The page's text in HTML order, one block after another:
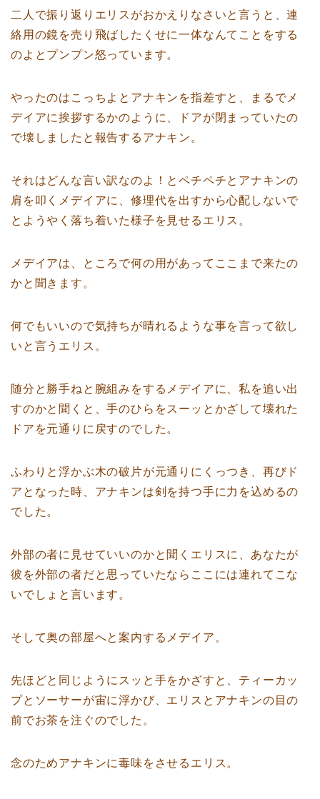
二人で振り返りエリスがおかえりなさいと言うと、連
絡用の鏡を売り飛ばしたくせに一体なんてことをする
のよとプンプン怒っています。
やったのはこっちよとアナキンを指差すと、まるでメ
デイアに挨拶するかのように、ドアが閉まっていたの
で壊しましたと報告するアナキン。
それはどんな言い訳なのよ！とペチペチとアナキンの
肩を叩くメデイアに、修理代を出すから心配しないで
とようやく落ち着いた様子を見せるエリス。
メデイアは、ところで何の用があってここまで来たの
かと聞きます。
何でもいいので気持ちが晴れるような事を言って欲し
いと言うエリス。
随分と勝手ねと腕組みをするメデイアに、私を追い出
すのかと聞くと、手のひらをスーッとかざして壊れた
ドアを元通りに戻すのでした。
ふわりと浮かぶ木の破片が元通りにくっつき、再びド
アとなった時、アナキンは剣を持つ手に力を込めるの
でした。
外部の者に見せていいのかと聞くエリスに、あなたが
彼を外部の者だと思っていたならここには連れてこな
いでしょと言います。
そして奥の部屋へと案内するメデイア。
先ほどと同じようにスッと手をかざすと、ティーカッ
プとソーサーが宙に浮かび、エリスとアナキンの目の
前でお茶を注ぐのでした。
念のためアナキンに毒味をさせるエリス。